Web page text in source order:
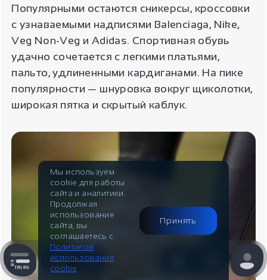
Контакты
Поддержка
Пн-Пт c 10:00 до 17:00
E-mail
info@indiastyle.ru
Для пользователя
Отзывы / Вопросы
Наши гарантии
Публичная оферта
Look Book
Популярными остаются сникерсы, кроссовки
с узнаваемыми надписями Balenciaga, Nike,
Veg Non-Veg и Adidas. Спортивная обувь
удачно сочетается с легкими платьями,
пальто, удлиненными кардиганами. На пике
популярности — шнуровка вокруг щиколотки,
широкая пятка и скрытый каблук.
Мы используем
cookie для работы
сайта и аналитики.
Продолжая
использование
сайта, вы
соглашаетесь с
Политикой
использования
cookie
Принять